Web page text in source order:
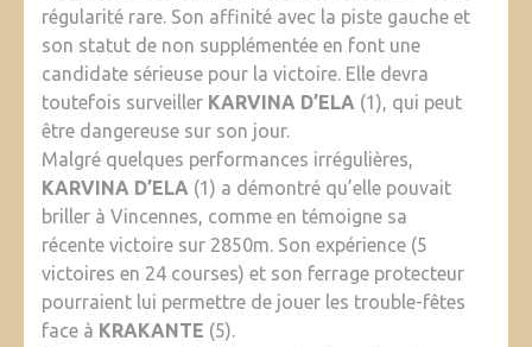
régularité rare. Son affinité avec la piste gauche et
son statut de non supplémentée en font une
candidate sérieuse pour la victoire. Elle devra
toutefois surveiller KARVINA D’ELA (1), qui peut
être dangereuse sur son jour.
Malgré quelques performances irrégulières,
KARVINA D’ELA (1) a démontré qu’elle pouvait
briller à Vincennes, comme en témoigne sa
récente victoire sur 2850m. Son expérience (5
victoires en 24 courses) et son ferrage protecteur
pourraient lui permettre de jouer les trouble-fêtes
face à KRAKANTE (5).